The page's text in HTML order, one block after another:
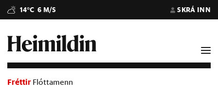
14°C 6 M/S SKRÁ INN
Fréttir Flóttamenn